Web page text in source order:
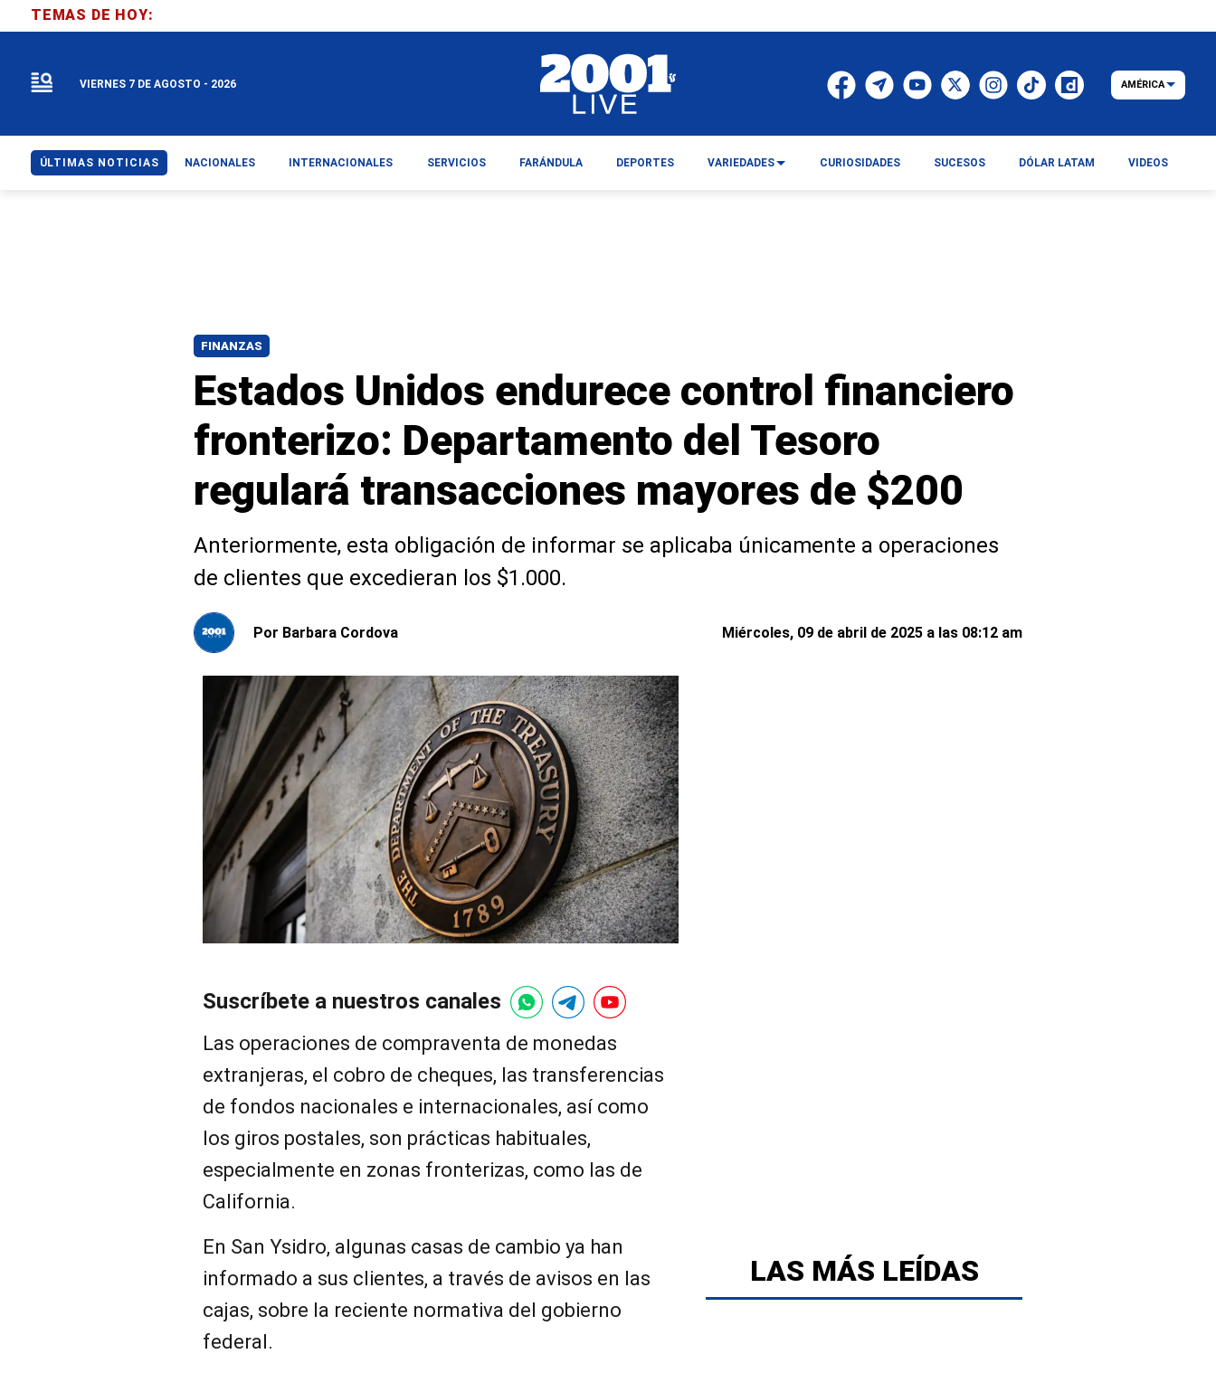
FINANZAS
Estados Unidos endurece control financiero
fronterizo: Departamento del Tesoro
regulará transacciones mayores de $200
Anteriormente, esta obligación de informar se aplicaba únicamente a operaciones
de clientes que excedieran los $1.000.
Por Barbara Cordova Miércoles, 09 de abril de 2025 a las 08:12 am
Suscríbete a nuestros canales
Las operaciones de compraventa de monedas
extranjeras, el cobro de cheques, las transferencias
de fondos nacionales e internacionales, así como
los giros postales, son prácticas habituales,
especialmente en zonas fronterizas, como las de
California.
En San Ysidro, algunas casas de cambio ya han
informado a sus clientes, a través de avisos en las
cajas, sobre la reciente normativa del gobierno
federal.
LAS MÁS LEÍDAS
TEMAS DE HOY:
VIERNES 7 DE AGOSTO - 2026 AMÉRICA
ÚLTIMAS NOTICIAS NACIONALES INTERNACIONALES SERVICIOS FARÁNDULA DEPORTES VARIEDADES CURIOSIDADES SUCESOS DÓLAR LATAM VIDEOS